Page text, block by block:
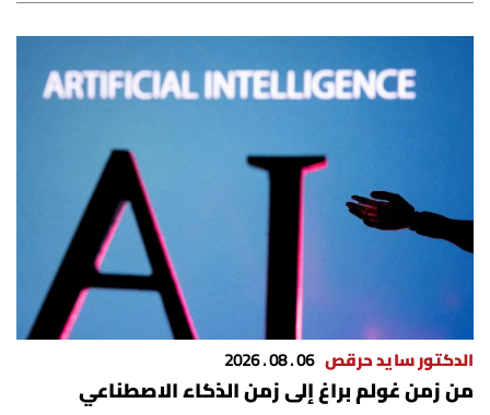
الدكتور سايد حرقص 06 . 08 . 2026
من زمن غولم براغ إلى زمن الذكاء الاصطناعي